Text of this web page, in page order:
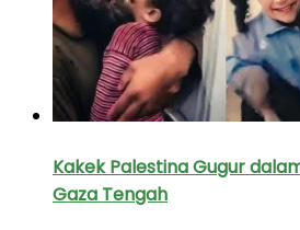
Kakek Palestina Gugur
Gaza Tengah